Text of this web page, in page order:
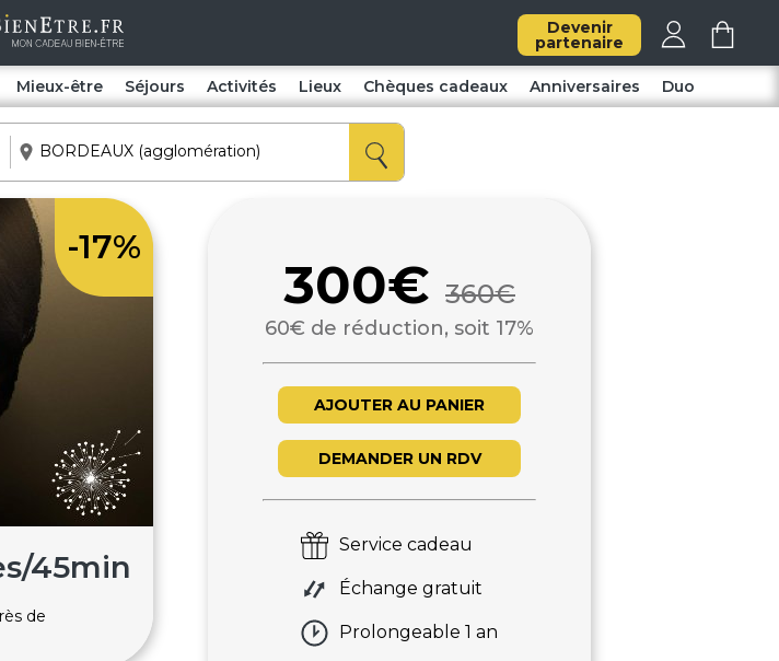
Devenir
partenaire
Mieux-être Séjours Activités Lieux Chèques cadeaux Anniversaires Duo
-17%
45min
de
300€ 360€
60€ de réduction, soit 17%
AJOUTER AU PANIER
DEMANDER UN RDV
Service cadeau
Échange gratuit
Prolongeable 1 an